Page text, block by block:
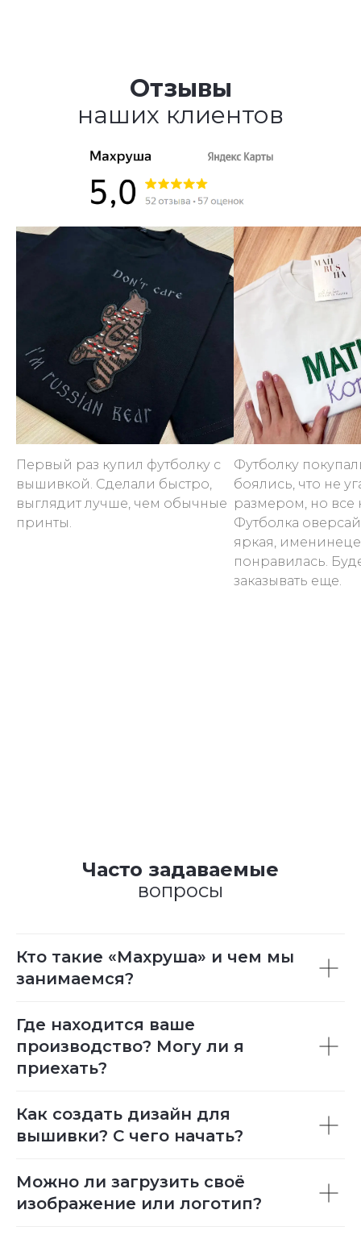
Отзывы
наших клиентов
Первый раз купил футболку с
вышивкой. Сделали быстро,
выглядит лучше, чем обычные
принты.
Футболку
боялись, что не
размером, но все
Футболка
яркая, именинеце
понравилась.
заказывать еще.
Часто задаваемые
вопросы
Кто такие «Махруша» и чем мы
занимаемся?
Где находится ваше
производство? Могу ли я
приехать?
Как создать дизайн для
вышивки? С чего начать?
Можно ли загрузить своё
изображение или логотип?